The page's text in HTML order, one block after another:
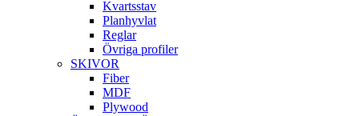
Kvartsstav
Planhyvlat
Reglar
Övriga profiler
SKIVOR
Fiber
MDF
Plywood